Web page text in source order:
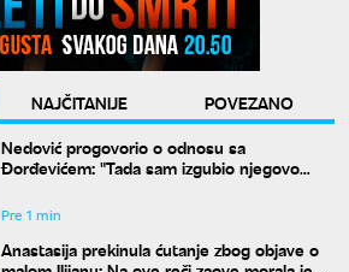
NAJČITANIJE
POVEZANO
Nedović progovorio o odnosu sa
Đorđevićem: "Tada sam izgubio njegovo
Pre 1 min
Anastasija prekinula ćutanje zbog objave o